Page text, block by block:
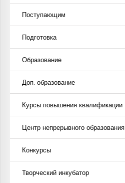
Поступающим
Подготовка
Образование
Доп. образование
Курсы повышения квалификации
Центр непрерывного образования
Конкурсы
Творческий инкубатор